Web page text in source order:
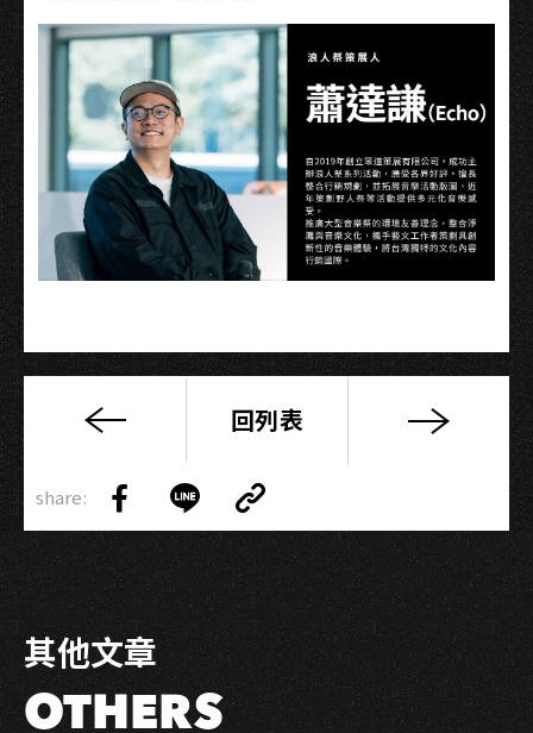
用
Unplugged
找
回
音
樂
的
紋
理
—
回列表
share:
Share
on
Facebook
Share
on
LINE
Copy
Link
Link
其他文章
OTHERS